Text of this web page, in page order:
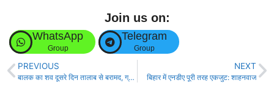
Join us on:
WhatsApp
Group
Telegram
Group
PREVIOUS
बालक का शव दूसरे दिन तालाब से बरामद, ग्रामीणों ने किया सड़क जाम!
NEXT
बिहार में एनडीए पूरी तरह एकजुट: शाहनवाज